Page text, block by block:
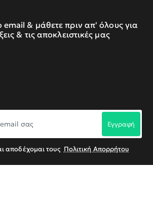
& μάθετε πριν απ' όλους για
& τις αποκλειστικές μας
Εγγραφή
αποδέχομαι τους Πολιτική Απορρήτου